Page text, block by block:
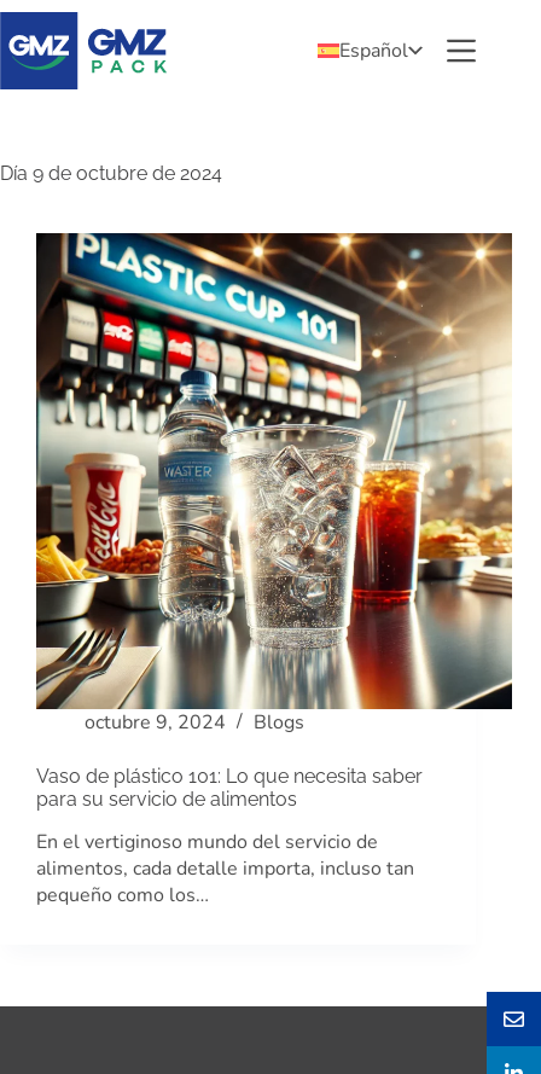
Español
Día 9 de octubre de 2024
octubre 9, 2024 Blogs
Vaso de plástico 101: Lo que necesita saber
para su servicio de alimentos
En el vertiginoso mundo del servicio de
alimentos, cada detalle importa, incluso tan
pequeño como los…